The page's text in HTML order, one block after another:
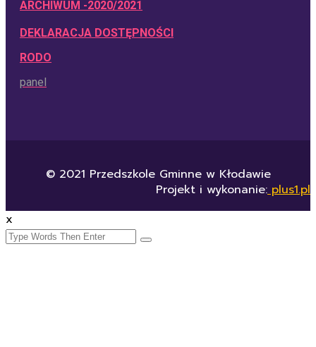
ARCHIWUM -2020/2021
DEKLARACJA DOSTĘPNOŚCI
RODO
panel
© 2021 Przedszkole Gminne w Kłodawie
Projekt i wykonanie: plus1.pl
x